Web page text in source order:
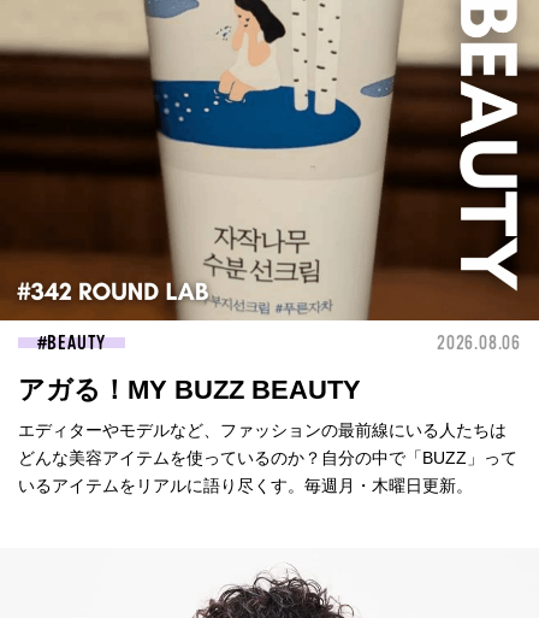
BEAUTY 2026.08.06
アガる！MY BUZZ BEAUTY
エディターやモデルなど、ファッションの最前線にいる人たちは
どんな美容アイテムを使っているのか？自分の中で「BUZZ」って
いるアイテムをリアルに語り尽くす。毎週月・木曜日更新。